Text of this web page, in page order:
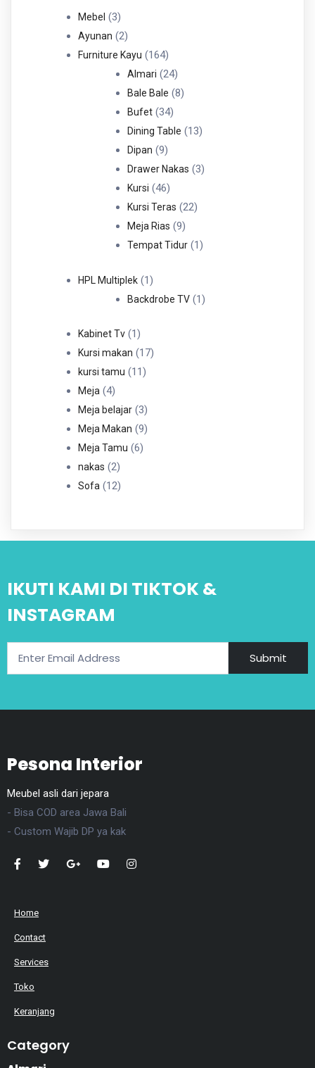
Mebel 33
Produk
Ayunan 22
Produk
Furniture Kayu 164164
Produk
Almari 2424
Produk
Bale Bale 88
Bufet 3434
Produk
Dining Table 1313
Dipan 99
Produk
Drawer Nakas 33
Kursi 4646
Produk
Kursi Teras 2222
Meja Rias 99
Produk
Tempat Tidur 11
HPL Multiplek 11
Produk
Backdrobe TV 11
Kabinet Tv 11
Produk
Kursi makan 1717
kursi tamu 1111
Meja 44
Produk
Meja belajar 33
Produk
Meja Makan 99
Meja Tamu 66
nakas 22
Produk
Sofa 1212
IKUTI KAMI DI TIKTOK &
INSTAGRAM
Submit
Pesona Interior
Meubel asli dari jepara
- Bisa COD area Jawa Bali
- Custom Wajib DP ya kak
Home
Contact
Services
Toko
Keranjang
Category